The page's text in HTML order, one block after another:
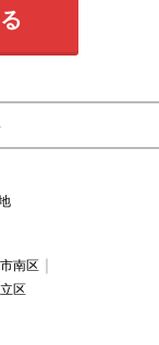
南区
区